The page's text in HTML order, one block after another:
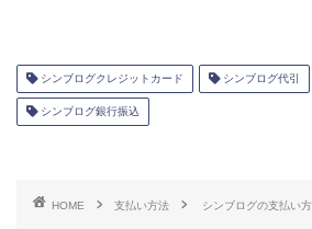
シンブログクレジットカード シンブログ代引
シンブログ銀行振込
HOME 支払い方法 シンブログの支払い